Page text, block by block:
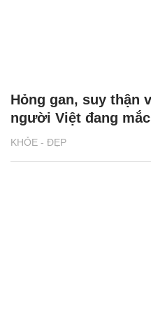
KHỎE - ĐẸP
Hỏng gan, suy thận
người Việt đang